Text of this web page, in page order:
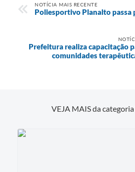
NOTÍCIA MAIS RECENTE
Poliesportivo Planalto passa
Prefeitura realiza capacitação
comunidades
VEJA MAIS da categoria